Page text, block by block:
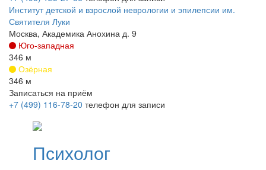
Институт детской и взрослой неврологии и эпилепсии им.
Святителя Луки
Москва, Академика Анохина д. 9
Юго-западная
346 м
Озёрная
346 м
Записаться на приём
+7 (499) 116-78-20 телефон для записи
Психолог